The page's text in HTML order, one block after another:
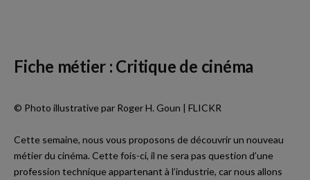
Fiche métier : Critique de cinéma
© Photo illustrative par Roger H. Goun | FLICKR
Cette semaine, nous vous proposons de découvrir un nouveau
métier du cinéma. Cette fois-ci, il ne sera pas question d’une
profession technique appartenant à l’industrie, car nous allons